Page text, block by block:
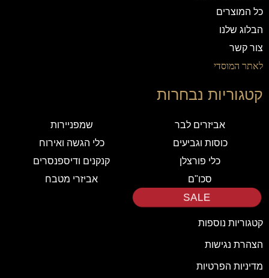
כל המוצרים
הבלוג שלנו
צור קשר
לאתר המוסדי
קטגוריות נבחרות
אביזרים לבר
שמפניירות
כוסות וגביעים
כלי הגשה ואירוח
כלי פורצלן
קנקנים ודיספנסרים
סכו"ם
אביזרי מטבח
SALE
קטגוריות נוספות
הצהרת נגישות
מדיניות הפרטיות